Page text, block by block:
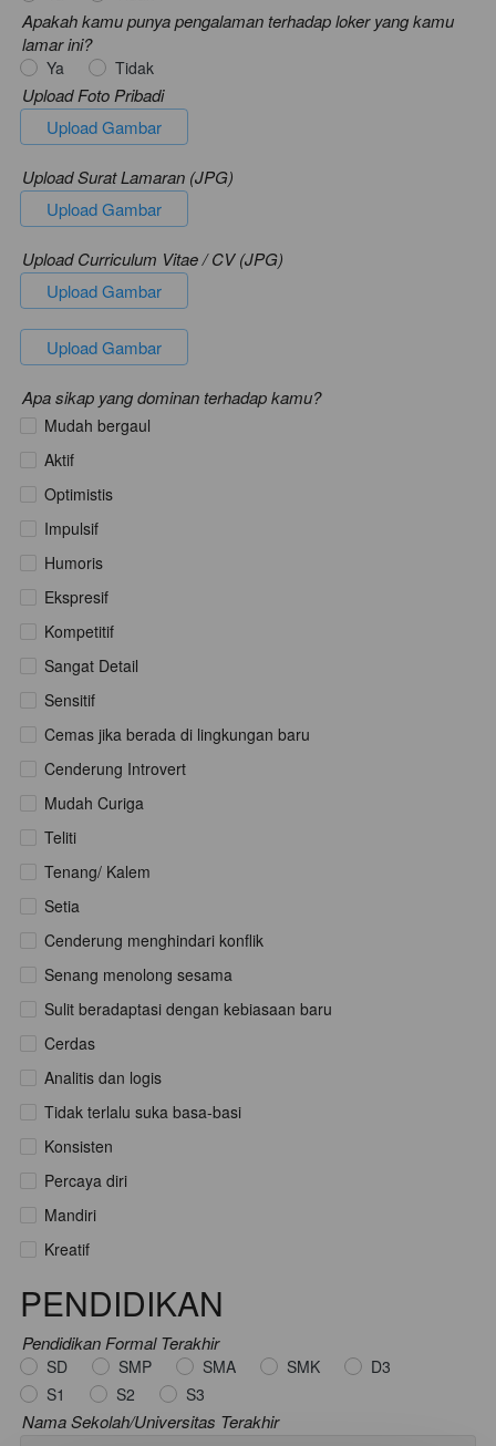
Apakah kamu punya pengalaman terhadap loker yang kamu
lamar ini?
Ya Tidak
Upload Foto Pribadi
`Upload Gambar
Upload Surat Lamaran (JPG)
`Upload Gambar
Upload Curriculum Vitae / CV (JPG)
`Upload Gambar
`Upload Gambar
Apa sikap yang dominan terhadap kamu?
Mudah bergaul
Aktif
Optimistis
Impulsif
Humoris
Ekspresif
Kompetitif
Sangat Detail
Sensitif
Cemas jika berada di lingkungan baru
Cenderung Introvert
Mudah Curiga
Teliti
Tenang/ Kalem
Setia
Cenderung menghindari konflik
Senang menolong sesama
Sulit beradaptasi dengan kebiasaan baru
Cerdas
Analitis dan logis
Tidak terlalu suka basa-basi
Konsisten
Percaya diri
Mandiri
Kreatif
PENDIDIKAN
Pendidikan Formal Terakhir
SD SMP SMA SMK
D3
S1
S2 S3
Nama Sekolah/Universitas Terakhir